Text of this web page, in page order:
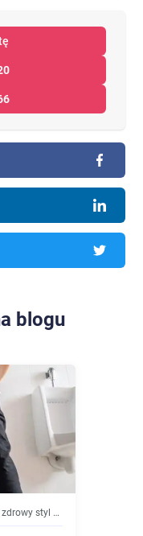
blogu
styl życia